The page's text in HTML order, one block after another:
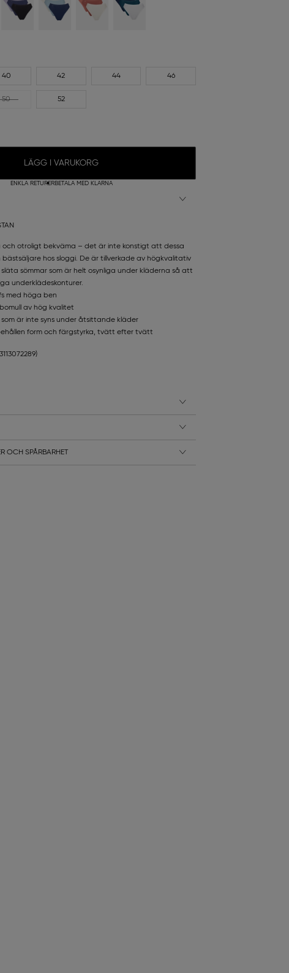
40 42 44 46
50 52
LÄGG I VARUKORG
ENKLA RETURERBETALA MED KLARNA
och otroligt bekväma – det är inte konstigt att dessa
bästsäljare hos sloggi. De är tillverkade av högkvalitativ
släta sömmar som är helt osynliga under kläderna så att
underklädeskonturer.
med höga ben
av hög kvalitet
är inte syns under åtsittande kläder
form och färgstyrka, tvätt efter tvätt
OCH SPÅRBARHET